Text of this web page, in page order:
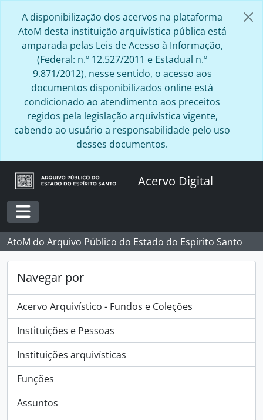
A disponibilização dos acervos na plataforma
AtoM desta instituição arquivística pública está
amparada pelas Leis de Acesso à Informação,
(Federal: n.º 12.527/2011 e Estadual n.º
9.871/2012), nesse sentido, o acesso aos
documentos disponibilizados online está
condicionado ao atendimento aos preceitos
regidos pela legislação arquivística vigente,
cabendo ao usuário a responsabilidade pelo uso
desses documentos.
Acervo Digital
Toggle navigation
AtoM do Arquivo Público do Estado do Espírito Santo
Navegar por
Acervo Arquivístico - Fundos e Coleções
Instituições e Pessoas
Instituições arquivísticas
Funções
Assuntos